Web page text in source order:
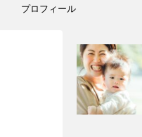
プロフィール